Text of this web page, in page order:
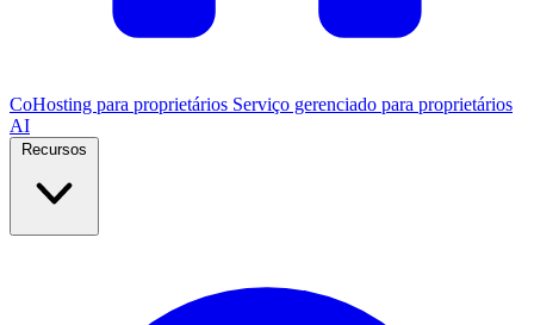
CoHosting para proprietários Serviço gerenciado para proprietários
AI